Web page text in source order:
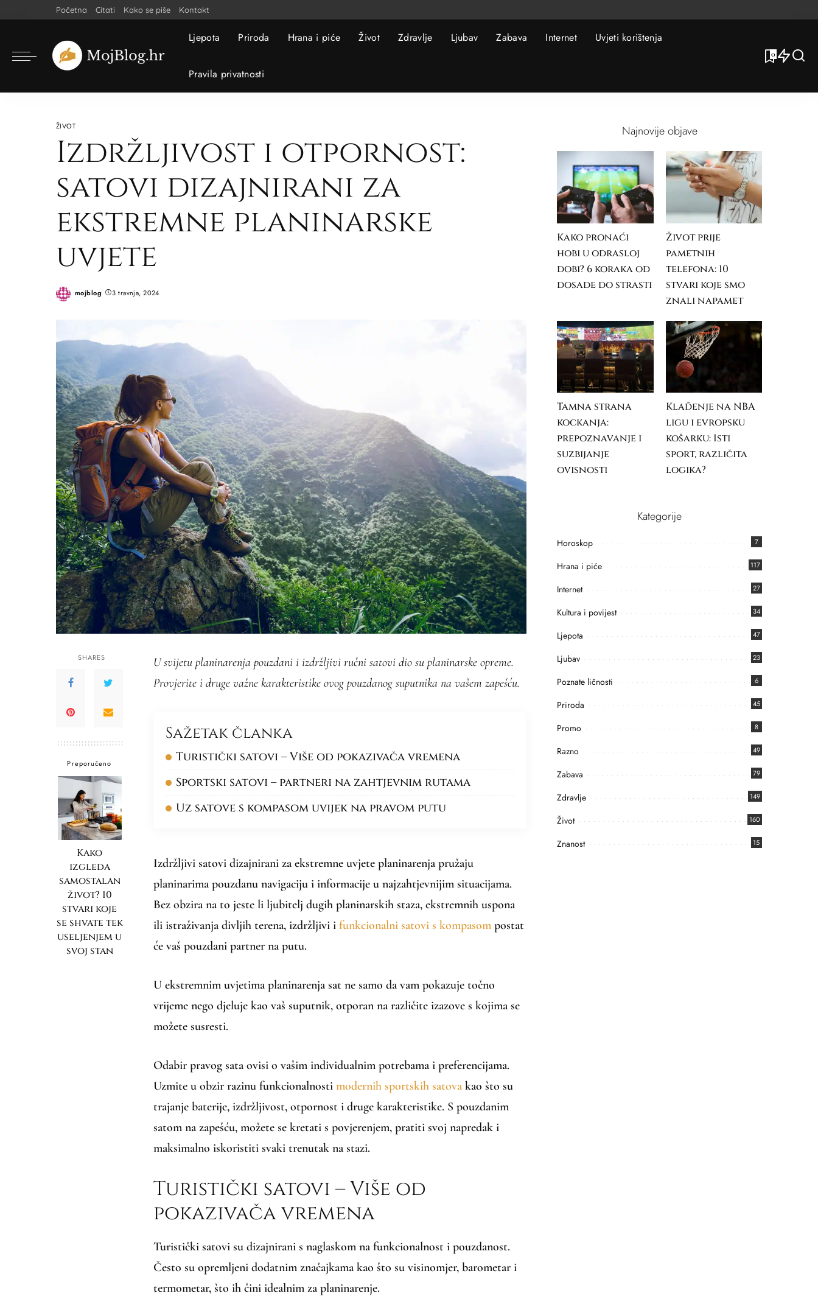
Početna Citati Kako se piše Kontakt
Ljepota Priroda Hrana i piće Život Zdravlje Ljubav Zabava Internet Uvjeti korištenja
Pravila privatnosti
0
ŽIVOT
Izdržljivost i otpornost:
satovi dizajnirani za
ekstremne planinarske
uvjete
Posted
mojblog 3 travnja, 2024
SHARES
Preporučeno
Kako
izgleda
samostalan
život? 10
stvari koje
se shvate tek
useljenjem u
svoj stan
U svijetu planinarenja pouzdani i izdržljivi ručni satovi dio su planinarske opreme.
Provjerite i druge važne karakteristike ovog pouzdanog suputnika na vašem zapešću.
Sažetak članka
Turistički satovi – Više od pokazivača vremena
Sportski satovi – partneri na zahtjevnim rutama
Uz satove s kompasom uvijek na pravom putu
Izdržljivi satovi dizajnirani za ekstremne uvjete planinarenja pružaju
planinarima pouzdanu navigaciju i informacije u najzahtjevnijim situacijama.
Bez obzira na to jeste li ljubitelj dugih planinarskih staza, ekstremnih uspona
ili istraživanja divljih terena, izdržljivi i funkcionalni satovi s kompasom postat
će vaš pouzdani partner na putu.
U ekstremnim uvjetima planinarenja sat ne samo da vam pokazuje točno
vrijeme nego djeluje kao vaš suputnik, otporan na različite izazove s kojima se
možete susresti.
Odabir pravog sata ovisi o vašim individualnim potrebama i preferencijama.
Uzmite u obzir razinu funkcionalnosti modernih sportskih satova kao što su
trajanje baterije, izdržljivost, otpornost i druge karakteristike. S pouzdanim
satom na zapešću, možete se kretati s povjerenjem, pratiti svoj napredak i
maksimalno iskoristiti svaki trenutak na stazi.
Turistički satovi – Više od
pokazivača vremena
Turistički satovi su dizajnirani s naglaskom na funkcionalnost i pouzdanost.
Često su opremljeni dodatnim značajkama kao što su visinomjer, barometar i
termometar, što ih čini idealnim za planinarenje.
Najnovije objave
Kako pronaći
hobi u odrasloj
dobi? 6 koraka od
dosade do strasti
Život prije
pametnih
telefona: 10
stvari koje smo
znali napamet
Tamna strana
kockanja:
prepoznavanje i
suzbijanje
ovisnosti
Klađenje na NBA
ligu i evropsku
košarku: Isti
sport, različita
logika?
Kategorije
Horoskop 7
Hrana i piće 117
Internet 27
Kultura i povijest 34
Ljepota 47
Ljubav 23
Poznate ličnosti 6
Priroda 45
Promo 8
Razno 49
Zabava 79
Zdravlje 149
Život 160
Znanost 15